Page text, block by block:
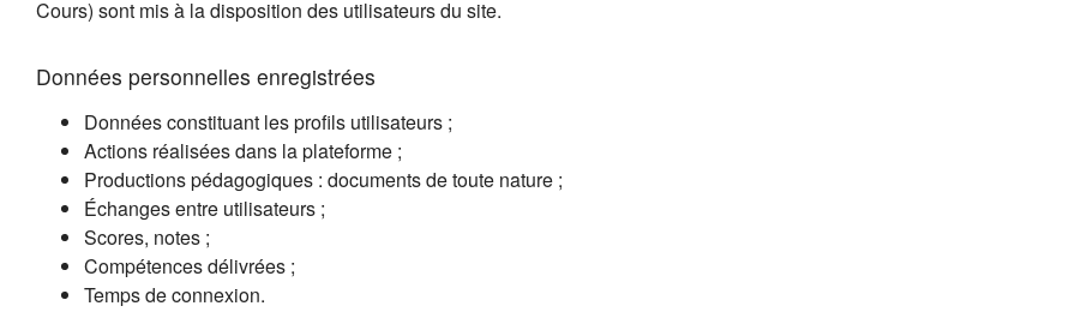
Cours) sont mis à la disposition des utilisateurs du site.
Données personnelles enregistrées
Données constituant les profils utilisateurs ;
Actions réalisées dans la plateforme ;
Productions pédagogiques : documents de toute nature ;
Échanges entre utilisateurs ;
Scores, notes ;
Compétences délivrées ;
Temps de connexion.